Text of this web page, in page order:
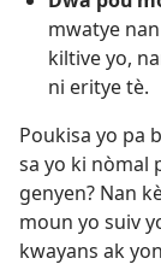
mwatye
kiltive yo,
ni eritye tè.
Poukisa yo pa
sa yo ki nòmal
genyen? Nan
moun yo suiv
kwayans ak